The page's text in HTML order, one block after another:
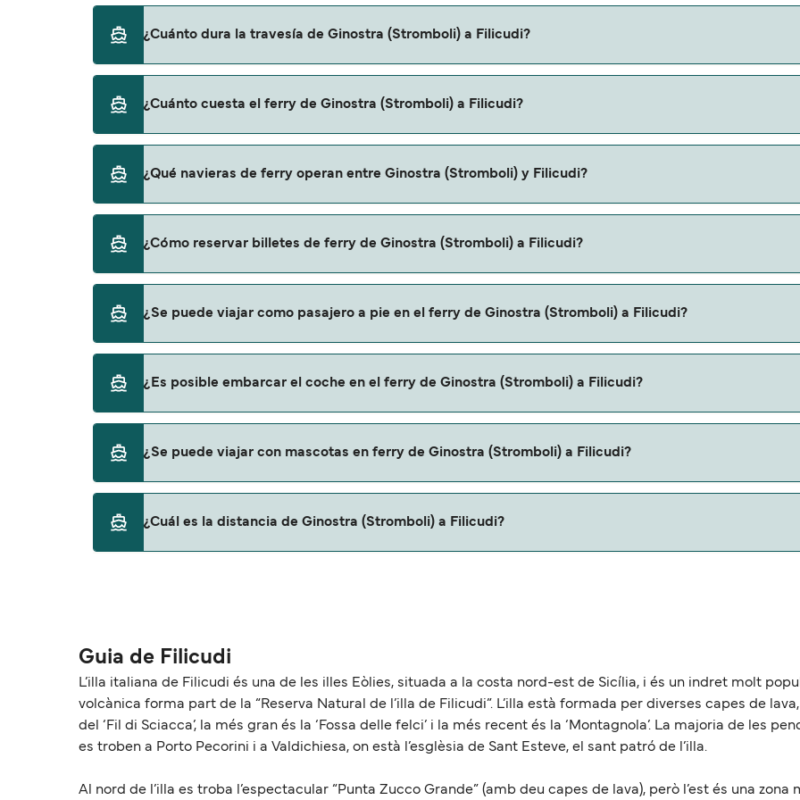
¿Cuánto dura la travesía de Ginostra (Stromboli) a Filicudi?
de una temporada a otra, por lo que te recomendamos que verifiques online la información más
¿Cuánto cuesta el ferry de Ginostra (Stromboli) a Filicudi?
es de 68€. El precio no incluye los gastos de reserva.
¿Qué navieras de ferry operan entre Ginostra (Stromboli) y Filicudi?
¿Cómo reservar billetes de ferry de Ginostra (Stromboli) a Filicudi?
página de ofertas para descrubrir las últimas promociones y descuentos de las compañías navieras.
¿Se puede viajar como pasajero a pie en el ferry de Ginostra (Stromboli) a Filicudi?
¿Es posible embarcar el coche en el ferry de Ginostra (Stromboli) a Filicudi?
¿Se puede viajar con mascotas en ferry de Ginostra (Stromboli) a Filicudi?
¿Cuál es la distancia de Ginostra (Stromboli) a Filicudi?
Guia de Filicudi
L’illa italiana de Filicudi és una de les illes Eòlies, situada a la costa nord-est de Sicília, i és un indret molt
volcànica forma part de la “Reserva Natural de l’illa de Filicudi”. L’illa està formada per diverses capes de
del ‘Fil di Sciacca’, la més gran és la ‘Fossa delle felci’ i la més recent és la ‘Montagnola’. La majoria de les
es troben a Porto Pecorini i a Valdichiesa, on està l’esglèsia de Sant Esteve, el sant patró de l’illa.
Al nord de l’illa es troba l’espectacular “Punta Zucco Grande” (amb deu capes de lava), però l’est és una